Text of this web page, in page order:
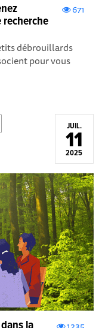
671
débrouillards
pour vous
JUIL.
11
2025